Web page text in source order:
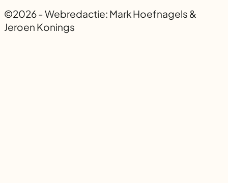
©2026 - Webredactie: Mark Hoefnagels &
Jeroen Konings